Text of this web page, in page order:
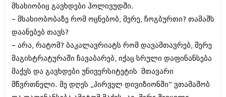
თებერვალი 2011 (329)
იანვარი 2011 (647)
დეკემბერი 2010 (881)
ნოემბერი 2010 (422)
ოქტომბერი 2010 (341)
სექტემბერი 2010 (449)
აგვისტო 2010 (461)
ივლისი 2010 (556)
მსახიობიც გავხდები ჰოლივუდში.
– მსახიობობაზე რომ ოცნებობ, მერე, ჩოგბურთი? თამაშს
დაანებებ თავს?
– არა, რატომ? ბაკალავრიატს რომ დავამთავრებ, მერე
მაგისტრატურაში ჩავაბარებ, იქაც სრული დაფინანსება
მაქვს და გავხდები უნივერსიტეტის მთავარი
მწვრთნელი. მე დღეს „პირველ დივიზიონში” ვთამაშობ